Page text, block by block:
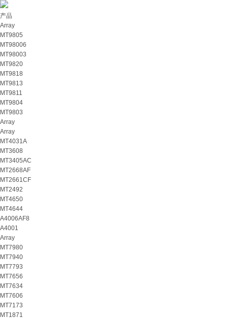
产品
Array
MT9805
MT98006
MT98003
MT9820
MT9818
MT9813
MT9811
MT9804
MT9803
Array
Array
MT4031A
MT3608
MT3405AC
MT2668AF
MT2661CF
MT2492
MT4650
MT4644
A4006AF8
A4001
Array
MT7980
MT7940
MT7793
MT7656
MT7634
MT7606
MT7173
MT1871